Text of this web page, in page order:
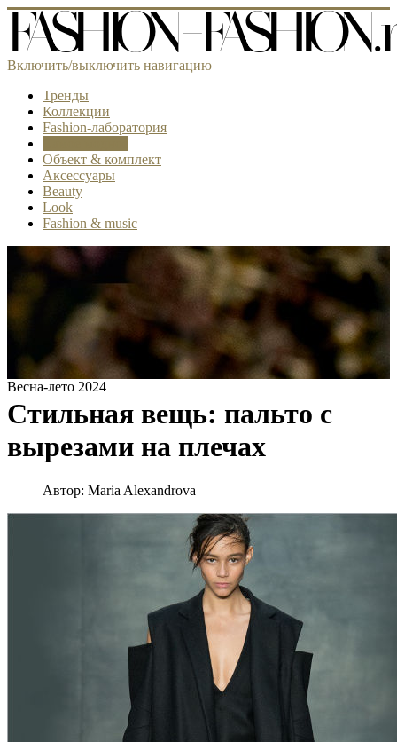
Включить/выключить навигацию
Тренды
Коллекции
Fashion-лаборатория
Объект & комплект
Аксессуары
Beauty
Look
Fashion & music
Весна-лето 2024
Стильная вещь: пальто с
вырезами на плечах
Автор: Maria Alexandrova